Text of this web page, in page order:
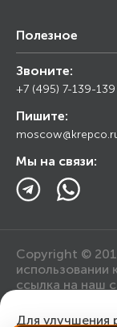
Снабжение
Торговым
Полезное
Калькулятор
Прайс лист
Ответы на вопросы
Блог
Звоните:
+7 (495) 7-139-139
Пишите:
Мы на связи:
Copyright ©
использовании
ссылка на наш
Для улучшения